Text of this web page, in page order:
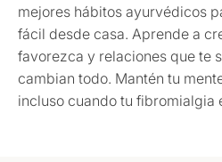
mejores hábitos ayurvédicos
fácil desde casa. Aprende a
favorezca y relaciones que te
cambian todo. Mantén tu
incluso cuando tu fibromialgia